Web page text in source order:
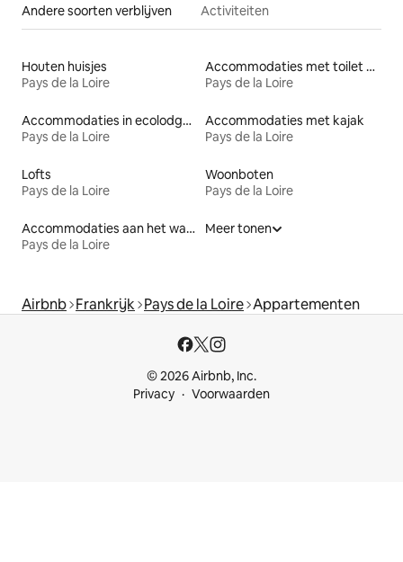
Andere soorten verblijven Activiteiten
Houten huisjes
Pays de la Loire
Accommodaties met toilet op toegankelijke hoogte
Pays de la Loire
Accommodaties in ecolodges
Pays de la Loire
Accommodaties met kajak
Pays de la Loire
Lofts
Pays de la Loire
Woonboten
Pays de la Loire
Accommodaties aan het water
Pays de la Loire
Meer tonen
Airbnb Frankrijk Pays de la Loire Appartementen
© 2026 Airbnb, Inc.
Privacy
Voorwaarden